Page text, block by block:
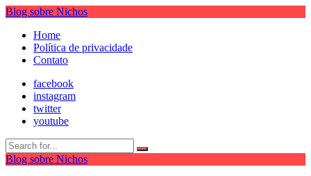
Blog sobre Nichos
Home
Política de privacidade
Contato
facebook
instagram
twitter
youtube
Blog sobre Nichos